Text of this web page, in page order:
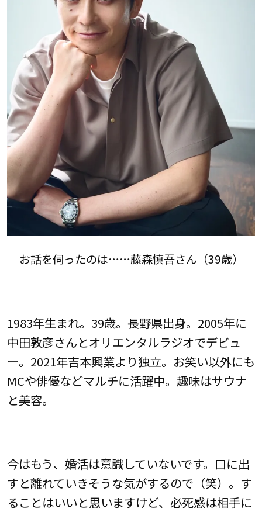
お話を伺ったのは……藤森慎吾さん（39歳）
1983年生まれ。39歳。長野県出身。2005年に
中田敦彦さんとオリエンタルラジオでデビュ
ー。2021年吉本興業より独立。お笑い以外にも
MCや俳優などマルチに活躍中。趣味はサウナ
と美容。
今はもう、婚活は意識していないです。口に出
すと離れていきそうな気がするので（笑）。す
ることはいいと思いますけど、必死感は相手に